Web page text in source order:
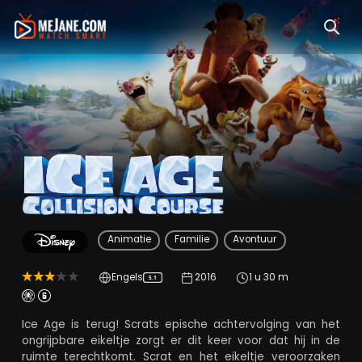
Ice Age: Collision
Animatie Familie Avontuur
Engels 5.1 2016 1 u 30 m
Ice Age is terug! Scrats epische achtervolging van het
ongrijpbare eikeltje zorgt er dit keer voor dat hij in de
ruimte terechtkomt. Scrat en het eikeltje veroorzaken